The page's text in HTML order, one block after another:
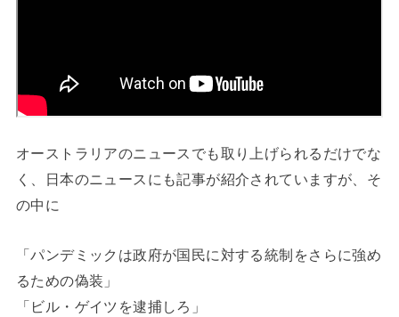
オーストラリアのニュースでも取り上げられるだけでな
く、日本のニュースにも記事が紹介されていますが、そ
の中に
「パンデミックは政府が国民に対する統制をさらに強め
るための偽装」
「ビル・ゲイツを逮捕しろ」